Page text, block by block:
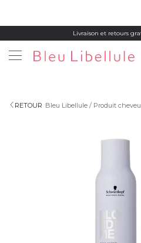
Livraison et retours
RETOUR Bleu Libellule Produit